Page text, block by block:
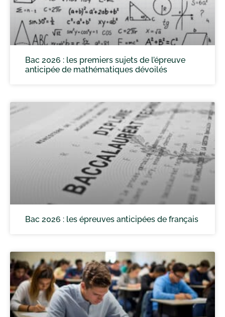
Bac 2026 : les premiers sujets de l’épreuve
anticipée de mathématiques dévoilés
Bac 2026 : les épreuves anticipées de français